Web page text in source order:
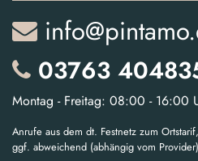
03763
Montag - Freitag: 08:00 - 16:00
Anrufe aus dem dt. Festnetz zum
ggf. abweichend (abhängig vom